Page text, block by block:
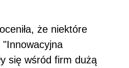
że niektóre
się wśród firm dużą